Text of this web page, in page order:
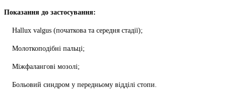
Показання до застосування:
Hallux valgus (початкова та середня стадії);
Молоткоподібні пальці;
Міжфалангові мозолі;
Больовий синдром у передньому відділі стопи.